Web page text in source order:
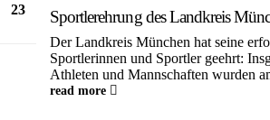
23 Sportlerehrung des Landkreis
Der Landkreis München hat seine
Sportlerinnen und Sportler geehrt:
Athleten und Mannschaften wurden
read more